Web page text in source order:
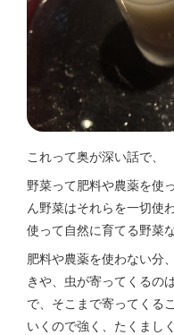
これって奥が深い話で、
野菜って肥料や農薬を使
ん野菜はそれらを一切使
使って自然に育てる野菜
肥料や農薬を使わない分
きや、虫が寄ってくるの
で、そこまで寄ってくる
いくので強く、たくまし